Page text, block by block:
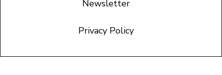
Newsletter
Privacy Policy